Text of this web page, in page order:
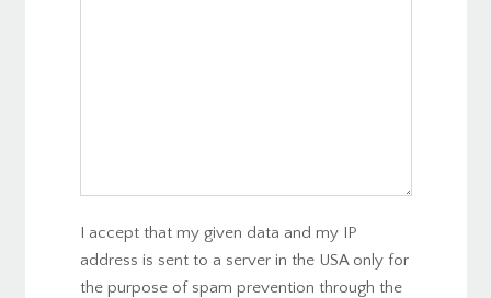
I accept that my given data and my IP
address is sent to a server in the USA only for
the purpose of spam prevention through the